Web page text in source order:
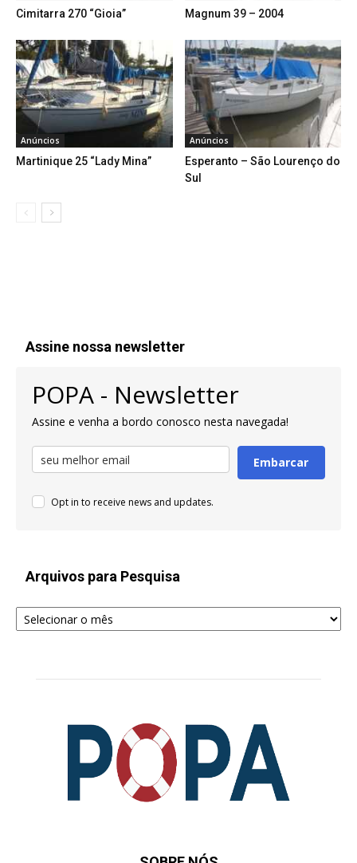
Cimitarra 270 “Gioia” Magnum 39 – 2004
Anúncios
Martinique 25 “Lady Mina”
Anúncios
Esperanto – São Lourenço do
Sul
Assine nossa newsletter
POPA - Newsletter
Assine e venha a bordo conosco nesta navegada!
Embarcar
Opt in to receive news and updates.
Arquivos para Pesquisa
Arquivos
para